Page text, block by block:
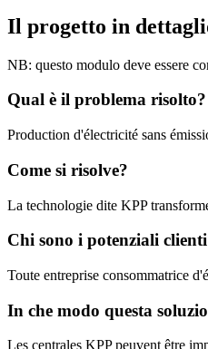
Il progetto in
NB: questo modulo deve essere
Qual è il problema risolto?
Production d'électricité sans
Come si risolve?
La technologie dite KPP
Chi sono i potenziali
Toute entreprise consommatrice
In che modo questa
Les centrales KPP peuvent être